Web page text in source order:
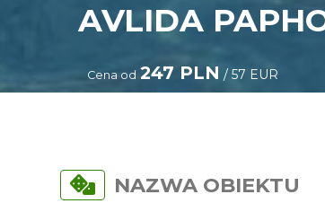
AVLIDA
Cena od 247 PLN / 57 EUR
NAZWA OBIEKTU